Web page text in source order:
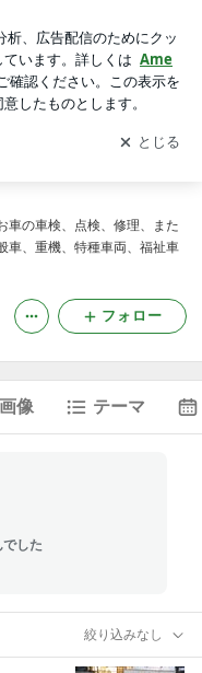
知
を受け取りまし
開く
車の車検、点検、修理、また
車、重機、特種車両、福祉車
フォロー
画像 テーマ
した
絞り込みなし